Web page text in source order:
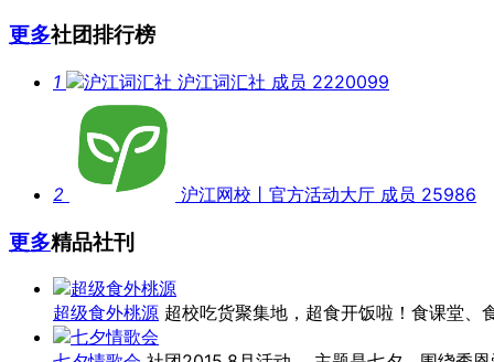
更多社团排行榜
1 沪江词汇社 成员 2220099
2 沪江网校丨官方活动大厅 成员 25986
更多精品社刊
超级食外桃源 超校吃货聚集地，超食开饭啦！食课堂